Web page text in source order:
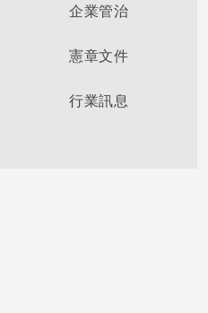
業績公告
公告
股東大會通告
企業管治
憲章文件
行業訊息